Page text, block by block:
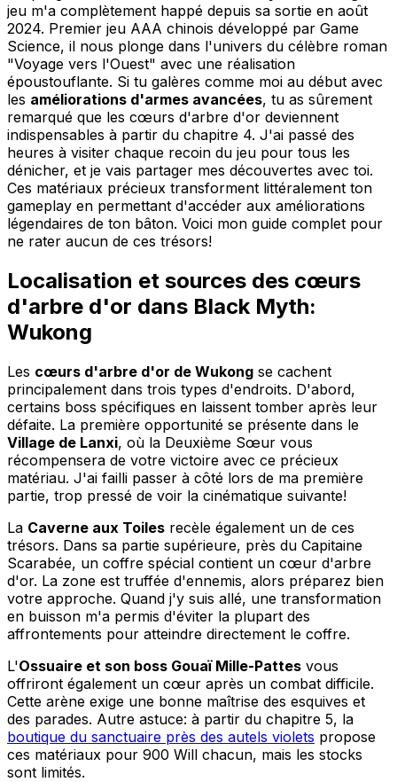
jeu m'a complètement happé depuis sa sortie en août
2024. Premier jeu AAA chinois développé par Game
Science, il nous plonge dans l'univers du célèbre roman
"Voyage vers l'Ouest" avec une réalisation
époustouflante. Si tu galères comme moi au début avec
les améliorations d'armes avancées, tu as sûrement
remarqué que les cœurs d'arbre d'or deviennent
indispensables à partir du chapitre 4. J'ai passé des
heures à visiter chaque recoin du jeu pour tous les
dénicher, et je vais partager mes découvertes avec toi.
Ces matériaux précieux transforment littéralement ton
gameplay en permettant d'accéder aux améliorations
légendaires de ton bâton. Voici mon guide complet pour
ne rater aucun de ces trésors!
Localisation et sources des cœurs
d'arbre d'or dans Black Myth:
Wukong
Les cœurs d'arbre d'or de Wukong se cachent
principalement dans trois types d'endroits. D'abord,
certains boss spécifiques en laissent tomber après leur
défaite. La première opportunité se présente dans le
Village de Lanxi, où la Deuxième Sœur vous
récompensera de votre victoire avec ce précieux
matériau. J'ai failli passer à côté lors de ma première
partie, trop pressé de voir la cinématique suivante!
La Caverne aux Toiles recèle également un de ces
trésors. Dans sa partie supérieure, près du Capitaine
Scarabée, un coffre spécial contient un cœur d'arbre
d'or. La zone est truffée d'ennemis, alors préparez bien
votre approche. Quand j'y suis allé, une transformation
en buisson m'a permis d'éviter la plupart des
affrontements pour atteindre directement le coffre.
L'Ossuaire et son boss Gouaï Mille-Pattes vous
offriront également un cœur après un combat difficile.
Cette arène exige une bonne maîtrise des esquives et
des parades. Autre astuce: à partir du chapitre 5, la
boutique du sanctuaire près des autels violets propose
ces matériaux pour 900 Will chacun, mais les stocks
sont limités.